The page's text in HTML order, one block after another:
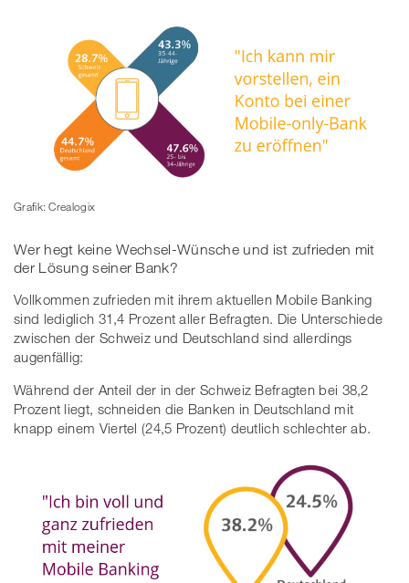
Grafik: Crealogix
Wer hegt keine Wechsel-Wünsche und ist zufrieden mit
der Lösung seiner Bank?
Vollkommen zufrieden mit ihrem aktuellen Mobile Banking
sind lediglich 31,4 Prozent aller Befragten. Die Unterschiede
zwischen der Schweiz und Deutschland sind allerdings
augenfällig:
Während der Anteil der in der Schweiz Befragten bei 38,2
Prozent liegt, schneiden die Banken in Deutschland mit
knapp einem Viertel (24,5 Prozent) deutlich schlechter ab.